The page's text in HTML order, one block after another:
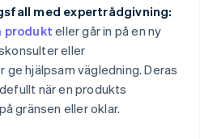
med expertrådgivning:
produkteller går in på en ny
eller
hjälpsam vägledning. Deras
när en produkts
gränsen eller oklar.